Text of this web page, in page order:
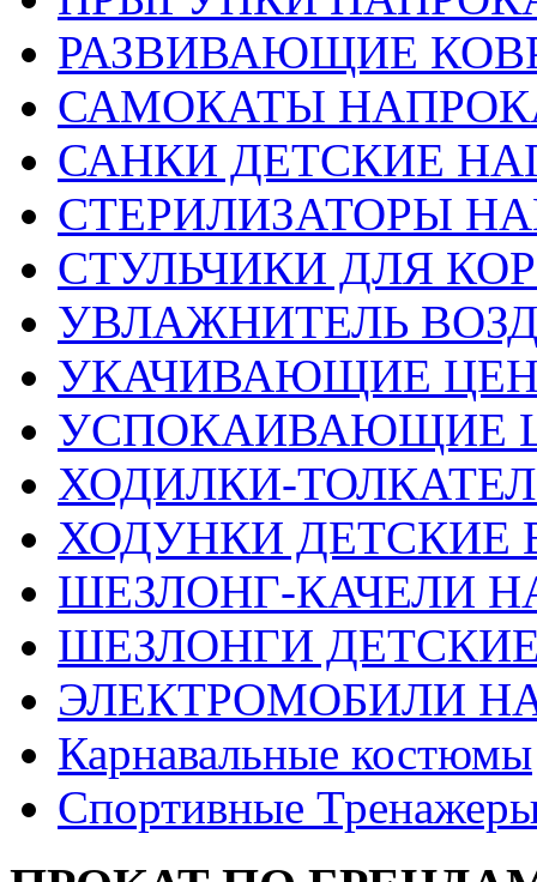
РАЗВИВАЮЩИЕ
САМОКАТЫ
САНКИ ДЕТСКИЕ
СТЕРИЛИЗАТОРЫ
СТУЛЬЧИКИ ДЛЯ
УВЛАЖНИТЕЛЬ
УКАЧИВАЮЩИЕ
УСПОКАИВАЮЩИЕ
ХОДИЛКИ-
ХОДУНКИ ДЕТСКИЕ
ШЕЗЛОНГ-КАЧЕЛИ
ШЕЗЛОНГИ
ЭЛЕКТРОМОБИЛИ
Карнавальные костюмы
Спортивные